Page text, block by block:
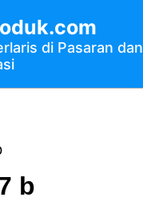
di Pasaran dan
b